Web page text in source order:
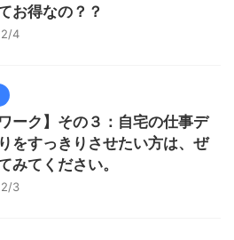
お得なの？？
4
ワーク】その３：自宅の仕事デ
をすっきりさせたい方は、ぜ
みてください。
3